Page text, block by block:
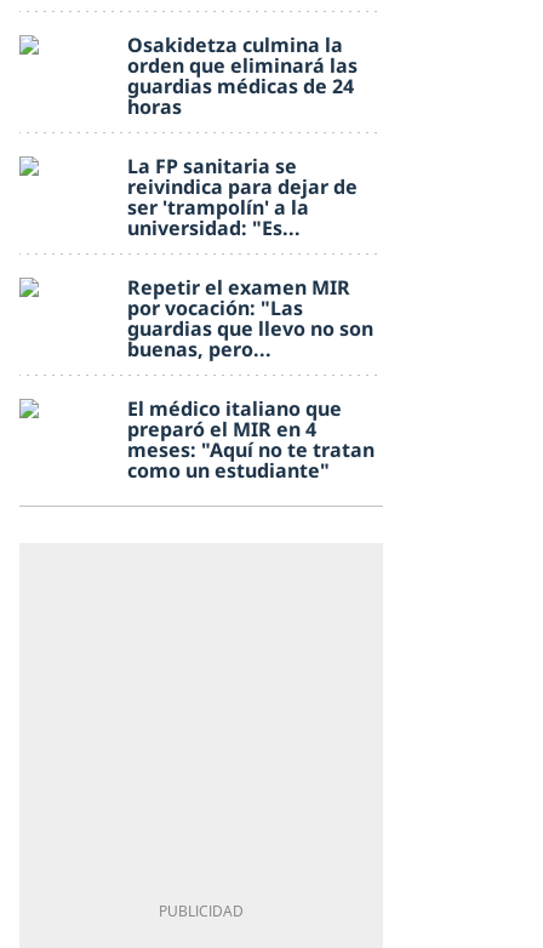
Osakidetza culmina la
orden que eliminará las
guardias médicas de 24
horas
La FP sanitaria se
reivindica para dejar de
ser 'trampolín' a la
universidad: "Es...
Repetir el examen MIR
por vocación: "Las
guardias que llevo no son
buenas, pero...
El médico italiano que
preparó el MIR en 4
meses: "Aquí no te tratan
como un estudiante"